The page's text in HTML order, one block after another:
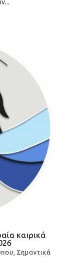
καιρικά
, Σημαντικά